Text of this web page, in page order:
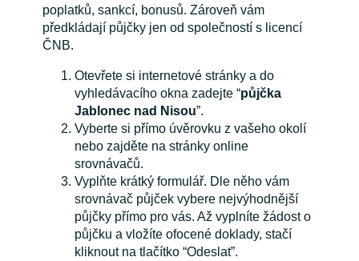
poplatků, sankcí, bonusů. Zároveň vám
předkládají půjčky jen od společností s licencí
ČNB.
Otevřete si internetové stránky a do
vyhledávacího okna zadejte “půjčka
Jablonec nad Nisou”.
Vyberte si přímo úvěrovku z vašeho okolí
nebo zajděte na stránky online
srovnávačů.
Vyplňte krátký formulář. Dle něho vám
srovnávač půjček vybere nejvýhodnější
půjčky přímo pro vás. Až vyplníte žádost o
půjčku a vložíte ofocené doklady, stačí
kliknout na tlačítko “Odeslat”.